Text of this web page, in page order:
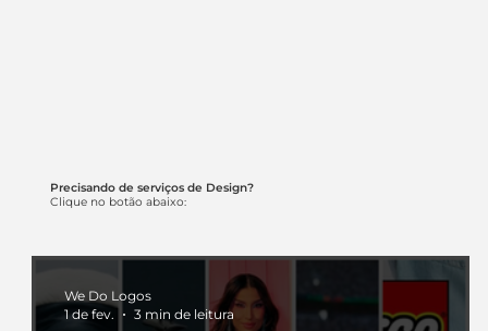
Precisando de serviços de Design?
Clique no botão abaixo:
We Do Logos
1 de fev.
3 min de leitura